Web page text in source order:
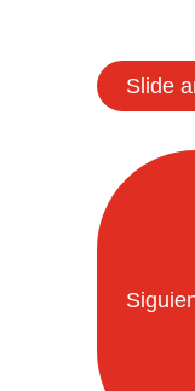
Slide